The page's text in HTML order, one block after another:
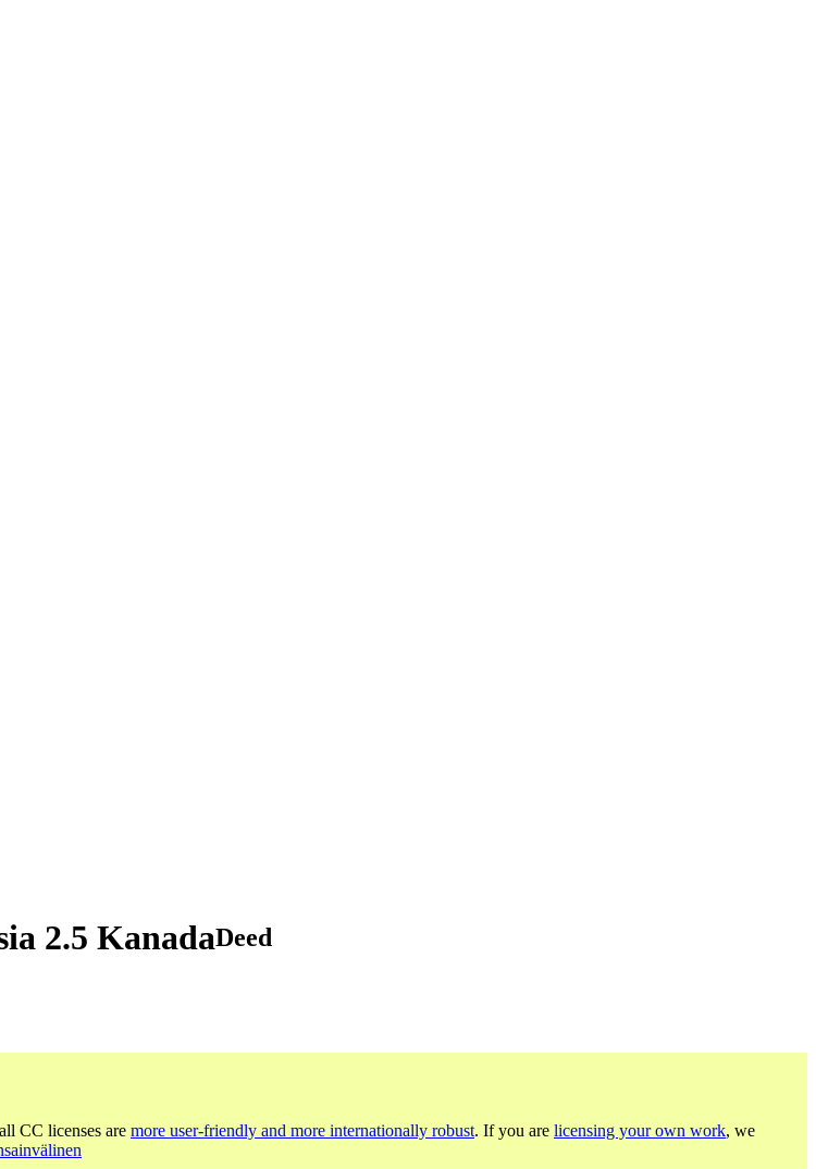
2.5 KanadaDeed
CC licenses are more user-friendly and more internationally robust. If you are licensing your own work, we